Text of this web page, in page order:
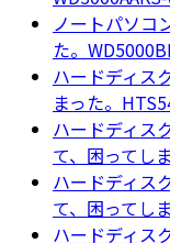
ノートパソコ
た。
ハードディス
まった。
ハードディス
て、困ってし
ハードディス
て、困ってし
ハードディス